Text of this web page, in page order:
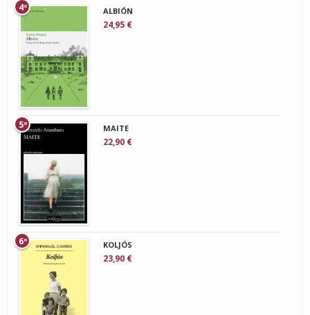
ALBIÓN
24,95 €
4º
MAITE
22,90 €
5º
KOLJÓS
23,90 €
6º